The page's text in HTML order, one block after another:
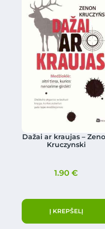
Dažai ar kraujas –
Kruczynski
1.90€
Į KREPŠELĮ